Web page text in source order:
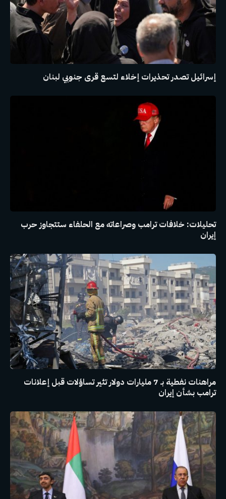
إسرائيل تصدر تحذيرات إخلاء لتسع قرى جنوبي لبنان
تحليلات: خلافات ترامب وصراعاته مع الحلفاء ستتجاوز حرب
إيران
مراهنات نفطية بـ 7 مليارات دولار تثير تساؤلات قبل إعلانات
ترامب بشأن إيران